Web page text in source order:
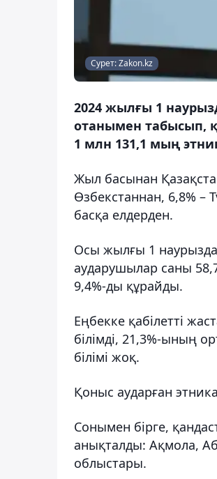
Сурет: Zakon.kz
2024 жылғы 1
отанымен табысып,
1 млн 131,1 мың
Жыл басынан
Өзбекстаннан, 6,8% –
басқа елдерден.
Осы жылғы 1
аударушылар саны
9,4%-ды құрайды.
Еңбекке қабілетті
білімді, 21,3%-ының
білімі жоқ.
Қоныс аударған
Сонымен бірге,
анықталды: Ақмола,
облыстары.